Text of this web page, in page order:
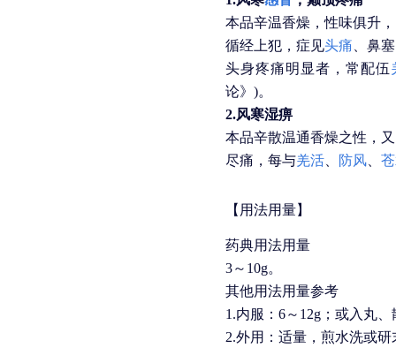
本品辛温香燥，性味俱升
循经上犯，症见头痛 、鼻
头身疼痛明显者，常配伍
论》)。
2.风寒湿痹
本品辛散温通香燥之性，
尽痛，每与羌活 防风
【用法用量】
药典用法用量
3～10g。
其他用法用量参考
1.内服：6～12g；或入丸、
2.外用：适量，煎水洗或研